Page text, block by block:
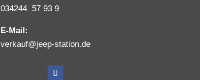
034244 57 93 9
E-Mail:
verkauf@jeep-station.de